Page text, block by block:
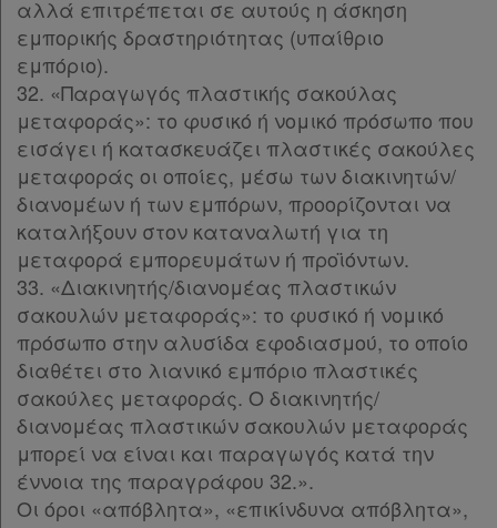
αλλά επιτρέπεται σε αυτούς η άσκηση
εμπορικής δραστηριότητας (υπαίθριο
εμπόριο).
32. «Παραγωγός πλαστικής σακούλας
μεταφοράς»: το φυσικό ή νομικό πρόσωπο που
εισάγει ή κατασκευάζει πλαστικές σακούλες
μεταφοράς οι οποίες, μέσω των διακινητών/
διανομέων ή των εμπόρων, προορίζονται να
καταλήξουν στον καταναλωτή για τη
μεταφορά εμπορευμάτων ή προϊόντων.
33. «Διακινητής/διανομέας πλαστικών
σακουλών μεταφοράς»: το φυσικό ή νομικό
πρόσωπο στην αλυσίδα εφοδιασμού, το οποίο
διαθέτει στο λιανικό εμπόριο πλαστικές
σακούλες μεταφοράς. Ο διακινητής/
διανομέας πλαστικών σακουλών μεταφοράς
μπορεί να είναι και παραγωγός κατά την
έννοια της παραγράφου 32.».
Οι όροι «απόβλητα», «επικίνδυνα απόβλητα»,